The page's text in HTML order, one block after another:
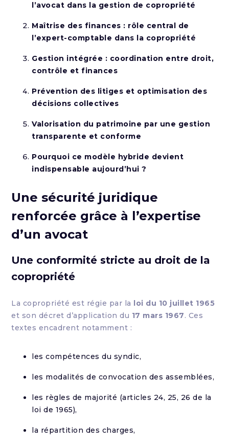
l’avocat dans la gestion de copropriété
Maîtrise des finances : rôle central de
l’expert-comptable dans la copropriété
Gestion intégrée : coordination entre droit,
contrôle et finances
Prévention des litiges et optimisation des
décisions collectives
Valorisation du patrimoine par une gestion
transparente et conforme
Pourquoi ce modèle hybride devient
indispensable aujourd’hui ?
Une sécurité juridique
renforcée grâce à l’expertise
d’un avocat
Une conformité stricte au droit de la
copropriété
La copropriété est régie par la loi du 10 juillet 1965
et son décret d’application du 17 mars 1967. Ces
textes encadrent notamment :
les compétences du syndic,
les modalités de convocation des assemblées,
les règles de majorité (articles 24, 25, 26 de la
loi de 1965),
la répartition des charges,